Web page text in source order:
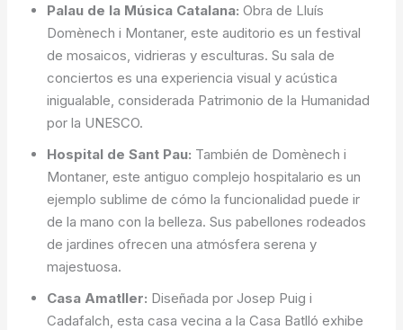
Palau de la Música Catalana: Obra de Lluís
Domènech i Montaner, este auditorio es un festival
de mosaicos, vidrieras y esculturas. Su sala de
conciertos es una experiencia visual y acústica
inigualable, considerada Patrimonio de la Humanidad
por la UNESCO.
Hospital de Sant Pau: También de Domènech i
Montaner, este antiguo complejo hospitalario es un
ejemplo sublime de cómo la funcionalidad puede ir
de la mano con la belleza. Sus pabellones rodeados
de jardines ofrecen una atmósfera serena y
majestuosa.
Casa Amatller: Diseñada por Josep Puig i
Cadafalch, esta casa vecina a la Casa Batlló exhibe